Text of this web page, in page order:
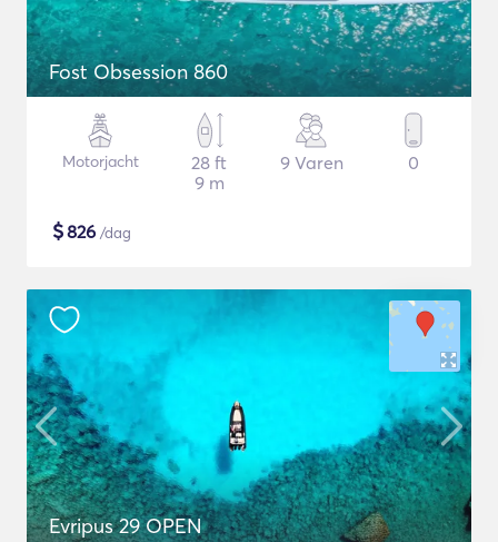
Fost Obsession 860
Motorjacht
28 ft
9 m
9 Varen 0
$826 /dag
Evripus 29 OPEN